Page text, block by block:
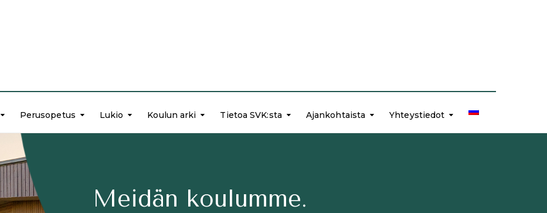
Perusopetus Lukio Koulun arki Tietoa SVK:sta Ajankohtaista Yhteystiedot
Meidän koulumme.